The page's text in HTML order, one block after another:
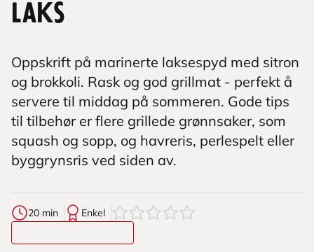
laks
Oppskrift på marinerte laksespyd med sitron
og brokkoli. Rask og god grillmat - perfekt å
servere til middag på sommeren. Gode tips
til tilbehør er flere grillede grønnsaker, som
squash og sopp, og havreris, perlespelt eller
byggrynsris ved siden av.
20 min Enkel 0av5stjerner